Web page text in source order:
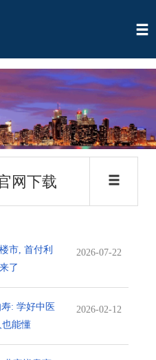
网下载
市, 首付利
了
2026-07-22
: 学好中医
也能懂
2026-02-12